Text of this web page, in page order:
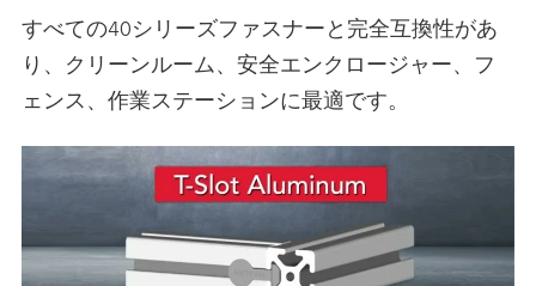
すべての40シリーズファスナーと完全互換性があ
り、クリーンルーム、安全エンクロージャー、フ
ェンス、作業ステーションに最適です。